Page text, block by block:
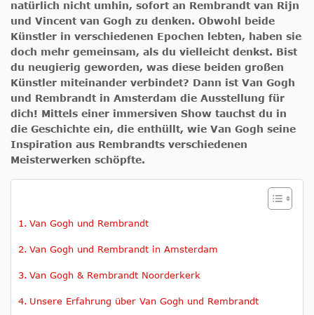
natürlich nicht umhin, sofort an Rembrandt van Rijn
und Vincent van Gogh zu denken. Obwohl beide
Künstler in verschiedenen Epochen lebten, haben sie
doch mehr gemeinsam, als du vielleicht denkst. Bist
du neugierig geworden, was diese beiden großen
Künstler miteinander verbindet? Dann ist Van Gogh
und Rembrandt in Amsterdam die Ausstellung für
dich! Mittels einer immersiven Show tauchst du in
die Geschichte ein, die enthüllt, wie Van Gogh seine
Inspiration aus Rembrandts verschiedenen
Meisterwerken schöpfte.
Van Gogh und Rembrandt
Van Gogh und Rembrandt in Amsterdam
Van Gogh & Rembrandt Noorderkerk
Unsere Erfahrung über Van Gogh und Rembrandt